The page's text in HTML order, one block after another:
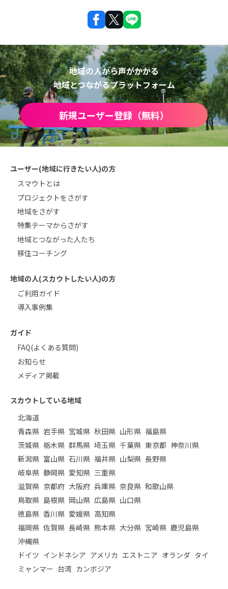
地域の人から声がかかる
地域とつながるプラットフォーム
新規ユーザー登録（無料）
ユーザー(地域に行きたい人)の方
スマウトとは
プロジェクトをさがす
地域をさがす
特集テーマからさがす
地域とつながった人たち
移住コーチング
地域の人(スカウトしたい人)の方
ご利用ガイド
導入事例集
ガイド
FAQ(よくある質問)
お知らせ
メディア掲載
スカウトしている地域
北海道
青森県 岩手県 宮城県 秋田県 山形県 福島県
茨城県 栃木県 群馬県 埼玉県 千葉県 東京都 神奈川県
新潟県 富山県 石川県 福井県 山梨県 長野県
岐阜県 静岡県 愛知県 三重県
滋賀県 京都府 大阪府 兵庫県 奈良県 和歌山県
鳥取県 島根県 岡山県 広島県 山口県
徳島県 香川県 愛媛県 高知県
福岡県 佐賀県 長崎県 熊本県 大分県 宮崎県 鹿児島県
沖縄県
ドイツ インドネシア アメリカ エストニア オランダ タイ
ミャンマー 台湾 カンボジア